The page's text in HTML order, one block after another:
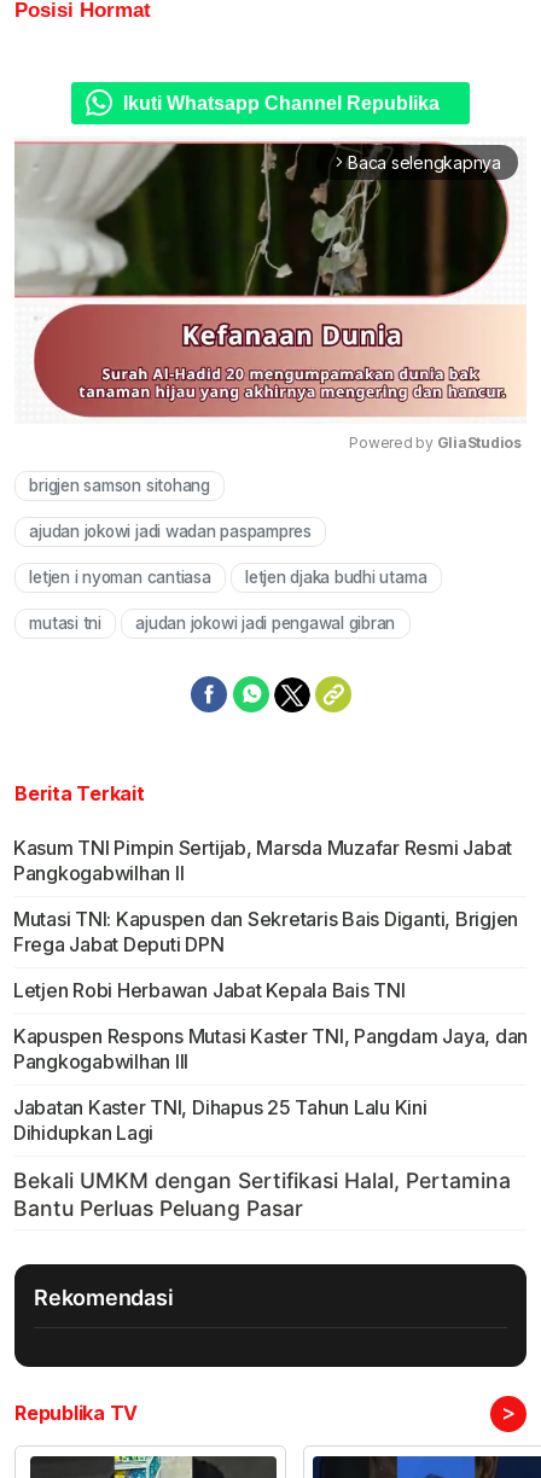
Posisi Hormat
Ikuti Whatsapp Channel Republika
arrow_forward_ios Baca selengkapnya
Powered by GliaStudios
brigjen samson sitohang
ajudan jokowi jadi wadan paspampres
letjen i nyoman cantiasa letjen djaka budhi utama
mutasi tni ajudan jokowi jadi pengawal gibran
Berita Terkait
Kasum TNI Pimpin Sertijab, Marsda Muzafar Resmi Jabat
Pangkogabwilhan II
Mutasi TNI: Kapuspen dan Sekretaris Bais Diganti, Brigjen
Frega Jabat Deputi DPN
Letjen Robi Herbawan Jabat Kepala Bais TNI
Kapuspen Respons Mutasi Kaster TNI, Pangdam Jaya, dan
Pangkogabwilhan III
Jabatan Kaster TNI, Dihapus 25 Tahun Lalu Kini
Dihidupkan Lagi
Rekomendasi
Republika TV >